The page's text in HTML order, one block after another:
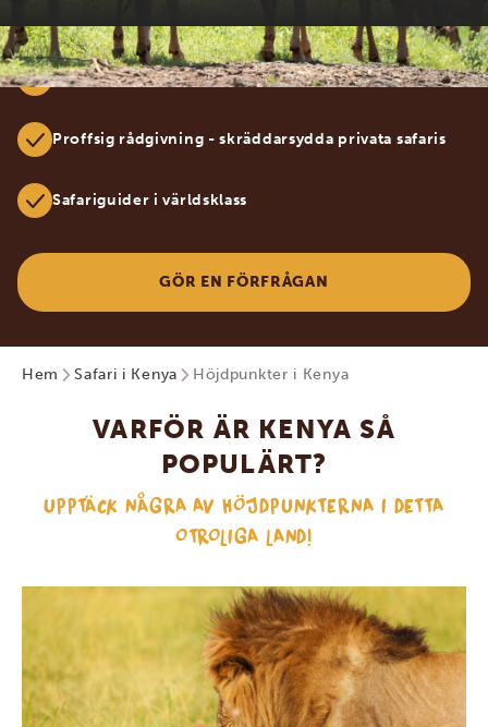
100% specialiserade på Afrika
Proffsig rådgivning - skräddarsydda privata safaris
Safariguider i världsklass
GÖR EN FÖRFRÅGAN
Hem Safari i Kenya Höjdpunkter i Kenya
VARFÖR ÄR KENYA SÅ
POPULÄRT?
UPPTÄCK NÅGRA AV HÖJDPUNKTERNA I DETTA
OTROLIGA LAND!